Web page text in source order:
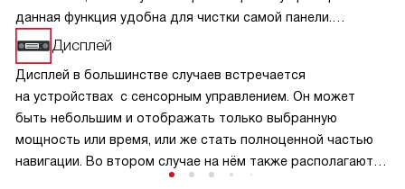
данная функция удобна для чистки самой панели.
Включается и выключается блокировка при помощи
специальной кнопки. Когда плита находится в этом
режиме, она потребляет не больше энергии, чем
в экономном.
Дисплей
Дисплей в большинстве случаев встречается
на устройствах с сенсорным управлением. Он может
быть небольшим и отображать только выбранную
мощность или время, или же стать полноценной частью
навигации. Во втором случае на нём также располагаются